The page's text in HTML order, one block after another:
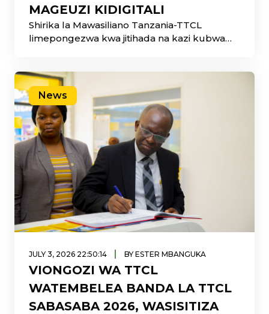
MAGEUZI KIDIGITALI
Shirika la Mawasiliano Tanzania-TTCL
limepongezwa kwa jitihada na kazi kubwa
News
JULY 3, 2026 22:50:14 | BY ESTER MBANGUKA
VIONGOZI WA TTCL
WATEMBELEA BANDA LA TTCL
SABASABA 2026, WASISITIZA